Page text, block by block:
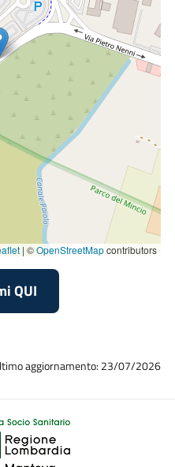
le scelte
con i colleghi delle cure
ODCP); collabora con la
dei pazienti onco-
disciplinare sui tumori
certificato UNI ESO ISO
il riconoscimento europeo
Oncology ) per la
di terminalità dei pazienti.
della convenzione
formativo della Scuola di
la struttura
| ©OpenStreetMapcontributors
QUI
aggiornamento: 23/07/2026